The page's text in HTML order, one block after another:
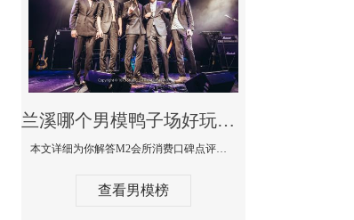
兰溪哪个男模鸭子场好玩陪酒服务好-M2会所KTV消费口碑点评
本文详细为你解答M2会所消费口碑点评，更多关于哪个男模鸭子场好玩陪酒服务好免费咨询1333 867 6881微信同步！
查看男模榜